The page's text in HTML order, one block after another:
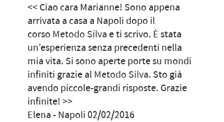
<< Ciao cara Marianne! Sono appena
arrivata a casa a Napoli dopo il
corso Metodo Silva e ti scrivo. È stata
un’esperienza senza precedenti nella
mia vita. Si sono aperte porte su mondi
infiniti grazie alMetodo Silva. Sto già
avendo piccole-grandi risposte. Grazie
infinite! >>
Elena - Napoli 02/02/2016